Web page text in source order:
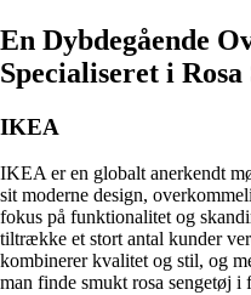
En Dybdegående
Specialiseret i Rosa
IKEA
IKEA er en globalt anerkendt
sit moderne design,
fokus på funktionalitet og
tiltrække et stort antal kunder
kombinerer kvalitet og stil, og
man finde smukt rosa sengetøj i